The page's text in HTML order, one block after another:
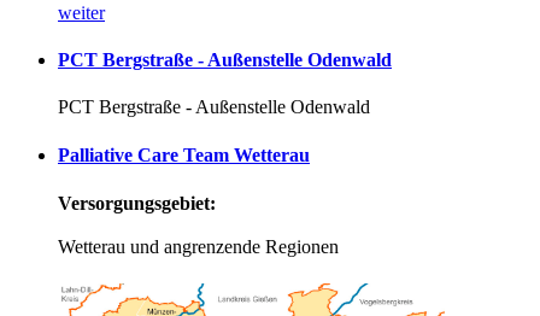
weiter
PCT Bergstraße - Außenstelle Odenwald
PCT Bergstraße - Außenstelle Odenwald
Palliative Care Team Wetterau
Versorgungsgebiet:
Wetterau und angrenzende Regionen